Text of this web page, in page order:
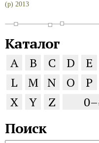
(p) 2013
Каталог
A B C D E
L
M N O P
X
Y Z
Поиск